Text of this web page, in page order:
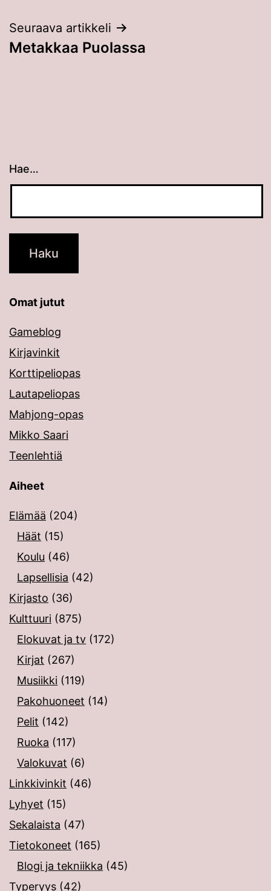
Seuraava artikkeli
Metakkaa Puolassa
Hae…
Kun tuloksia tulee, voit selata niitä
Omat jutut
Gameblog
Kirjavinkit
Korttipeliopas
Lautapeliopas
Mahjong-opas
Mikko Saari
Teenlehtiä
Aiheet
Elämää (204)
Häät (15)
Koulu (46)
Lapsellisia (42)
Kirjasto (36)
Kulttuuri (875)
Elokuvat ja tv (172)
Kirjat (267)
Musiikki (119)
Pakohuoneet (14)
Pelit (142)
Ruoka (117)
Valokuvat (6)
Linkkivinkit (46)
Lyhyet (15)
Sekalaista (47)
Tietokoneet (165)
Blogi ja tekniikka (45)
Typeryys (42)